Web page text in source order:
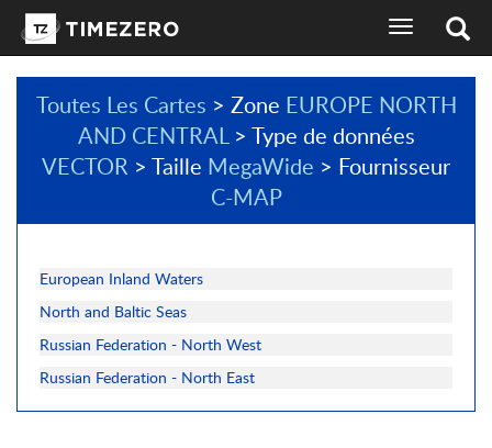
basculer
l'affichage
de
la
navigation
sélecteur
de
langues
Toutes Les Cartes > Zone EUROPE NORTH
AND CENTRAL> Type de données
VECTOR > Taille MegaWide > Fournisseur
C-MAP
European Inland Waters
North and Baltic Seas
Russian Federation - North West
Russian Federation - North East